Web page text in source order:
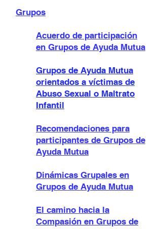
Grupos
Acuerdo de participación
en Grupos de Ayuda Mutua
Grupos de Ayuda Mutua
orientados a víctimas de
Abuso Sexual o Maltrato
Infantil
Recomendaciones para
participantes de Grupos de
Ayuda Mutua
Dinámicas Grupales en
Grupos de Ayuda Mutua
El camino hacia la
Compasión en Grupos de